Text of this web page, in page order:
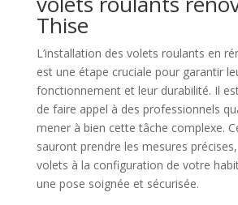
Thise
L’installation des volets roulants en
est une étape cruciale pour garantir
fonctionnement et leur durabilité. Il
de faire appel à des professionnels
mener à bien cette tâche complexe.
sauront prendre les mesures
volets à la configuration de votre
une pose soignée et sécurisée.